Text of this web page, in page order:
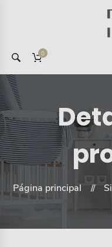
0
Página principal